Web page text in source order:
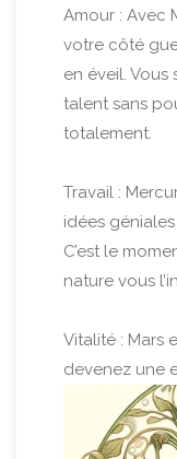
Amour : Avec
votre côté
en éveil.
talent sans
totalement.
Travail :
idées
C’est le
nature vous
Vitalité : Mars
devenez une